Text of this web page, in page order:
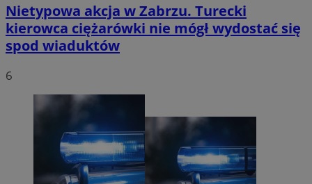
Nietypowa akcja w Zabrzu. Turecki
kierowca ciężarówki nie mógł wydostać się
spod wiaduktów
6